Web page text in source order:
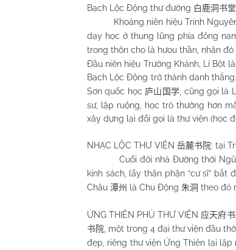
Bạch Lộc Động thư đường 白鹿洞书堂
Khoảng niên hiệu Trinh
dạy học ở thung lũng phía đông
trong thôn cho là hưou thần, nhân
Đầu niên hiệu Trường Khánh, Lí Bột
Bạch Lộc Động trở thành danh
Sơn quốc học 庐山国学 , cũng gọi là
sư, lập ruộng, học trò thường hơn
xây dựng lại đổi gọi là thư viện (học
NHẠC LỘC THƯ VIỆN 岳麓书院: tại
Cuối đời nhà Đường thời Ngũ
kinh sách, lấy thân phận “cư sĩ” bắt
Châu 潭州 là Chu Động 朱洞 theo đó
ỨNG THIÊN PHỦ THƯ VIỆN 应天府
书院 , một trong 4 đại thư viện đầu
đẹp, riêng thư viện Ứng Thiên lại